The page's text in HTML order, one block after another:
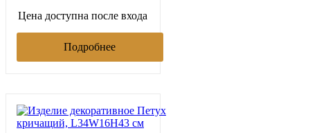
Цена доступна после входа
Подробнее